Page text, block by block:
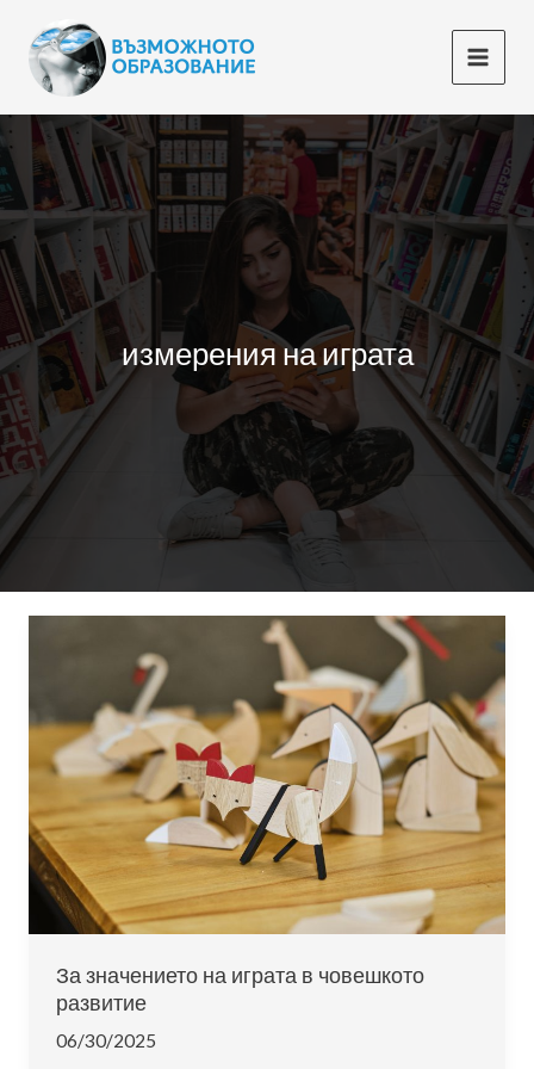
content
измерения на играта
За значението на играта в човешкото
развитие
06/30/2025